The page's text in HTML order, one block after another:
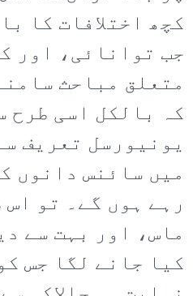
کچھ اختلافات کا
جب توانائی، اور
متعلق مباحث
کہ بالکل اسی طرح
یونیورسل تعریف
میں سائنس دانوں
رہے ہوں گے۔ تو
ماس، اور بہت سے
کیا جانے لگا جس